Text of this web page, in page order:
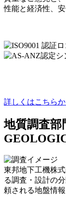
性能と経済性、
詳しくはこちら
地質調査部
東邦地下工機株
る調査・設計の
頼される地盤情